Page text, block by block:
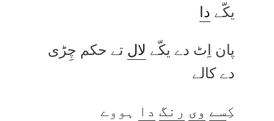
یکّے دا
پان اِٹ دے یکّے لال تے حکم چِڑی
دے کالے
کِسے وی رنگ دا ہووے